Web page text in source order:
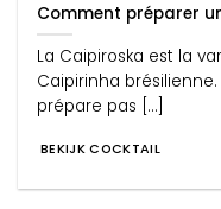
Comment préparer
La Caipiroska est la
Caipirinha
prépare pas [...]
BEKIJK COCKTAIL